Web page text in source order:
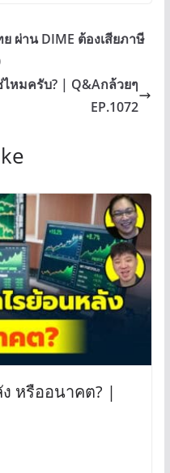
ผ่าน DIME ต้องเสียภาษี
หมครับ? | Q&Aกล้วยๆ
EP.1072
หรืออนาคต? |